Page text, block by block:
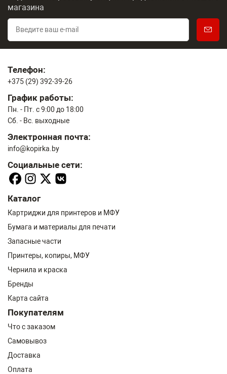
магазина
Телефон:
+375 (29) 392-39-26
График работы:
Пн. - Пт. с 9:00 до 18:00
Сб. - Вс. выходные
Электронная почта:
info@kopirka.by
Социальные сети:
Каталог
Картриджи для принтеров и МФУ
Бумага и материалы для печати
Запасные части
Принтеры, копиры, МФУ
Чернила и краска
Бренды
Карта сайта
Покупателям
Что с заказом
Самовывоз
Доставка
Оплата